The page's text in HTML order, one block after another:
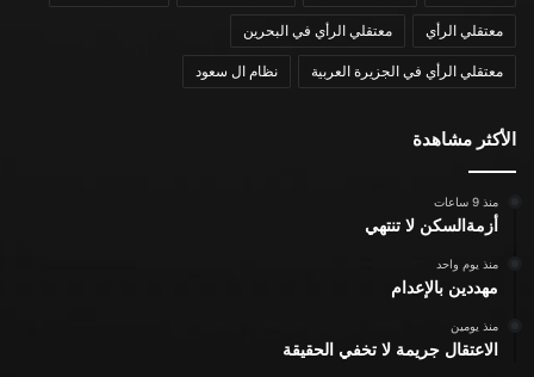
معتقلي الرأي معتقلي الرأي في البحرين
معتقلي الرأي في الجزيرة العربية نظام ال سعود
الأكثر مشاهدة
منذ 9 ساعات
أزمةالسكن لا تنتهي
منذ يوم واحد
مهددين بالإعدام
منذ يومين
الاعتقال جريمة لا تخفي الحقيقة